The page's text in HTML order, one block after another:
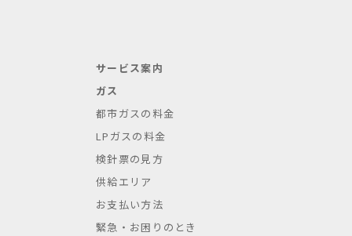
サービス案内
ガス
都市ガスの料金
LPガスの料金
検針票の見方
供給エリア
お支払い方法
緊急・お困りのとき